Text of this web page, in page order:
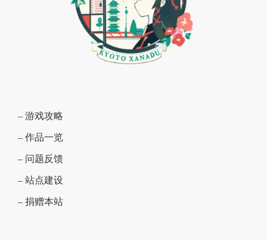
– 游戏攻略
– 作品一览
– 问题反馈
– 站点建设
– 捐赠本站